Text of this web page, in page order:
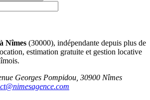
Nîmes (30000), indépendante depuis plus de
estimation gratuite et gestion locative
Georges Pompidou, 30900 Nîmes